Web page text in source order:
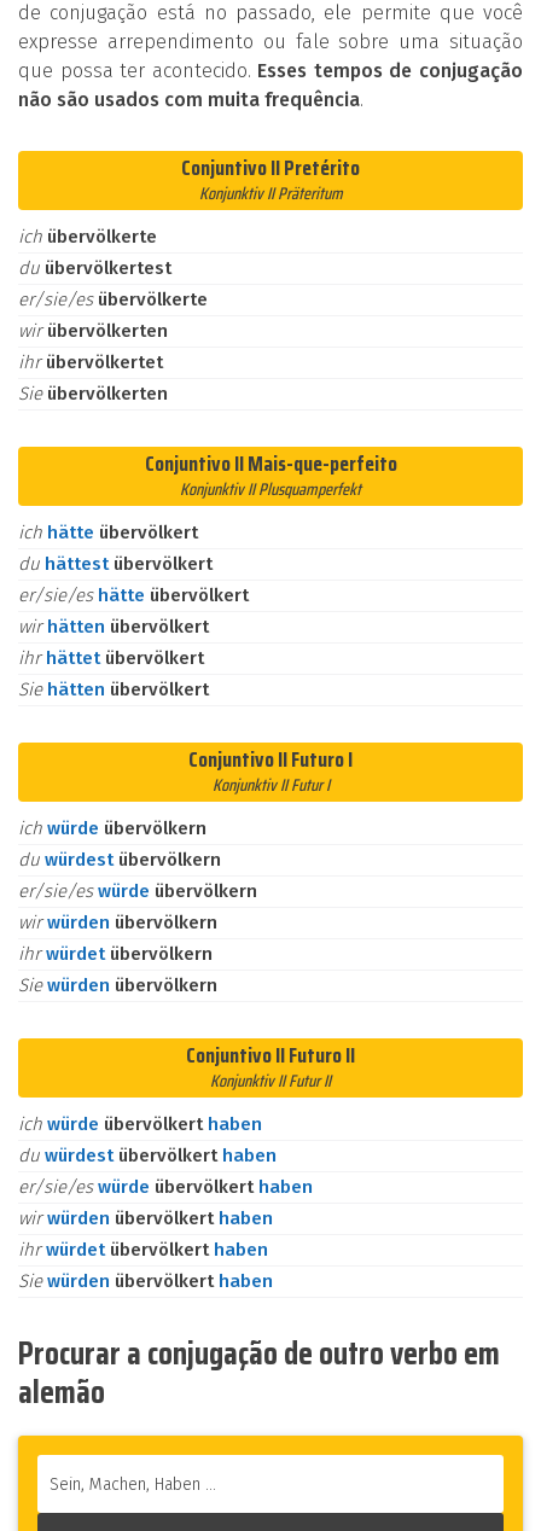
de conjugação está no passado, ele permite que você
expresse arrependimento ou fale sobre uma situação
que possa ter acontecido. Esses tempos de conjugação
não são usados com muita frequência.
Conjuntivo II Pretérito
Konjunktiv II Präteritum
ich übervölkerte
du übervölkertest
er/sie/es übervölkerte
wirübervölkerten
ihrübervölkertet
Sie übervölkerten
Conjuntivo II Mais-que-perfeito
Konjunktiv II Plusquamperfekt
ich hätte übervölkert
du hättest übervölkert
er/sie/es hätte übervölkert
wirhätten übervölkert
ihrhättet übervölkert
Sie hätten übervölkert
Conjuntivo II Futuro I
Konjunktiv II Futur I
ich würde übervölkern
du würdest übervölkern
er/sie/eswürde übervölkern
wirwürden übervölkern
ihrwürdet übervölkern
Siewürden übervölkern
Conjuntivo II Futuro II
Konjunktiv II Futur II
ich würde übervölkert haben
du würdest übervölkert haben
er/sie/eswürde übervölkert haben
wirwürden übervölkert haben
ihrwürdet übervölkert haben
Siewürden übervölkert haben
Procurar a conjugação de outro verbo em
alemão